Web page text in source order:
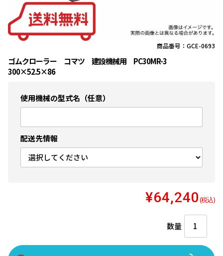
商品番号：GCE-0693
ゴムクローラー コマツ 建設機械用 PC30MR-3
300×52.5×86
使用機械の型式名（任意）
配送先情報
¥64,240 (税込)
数量